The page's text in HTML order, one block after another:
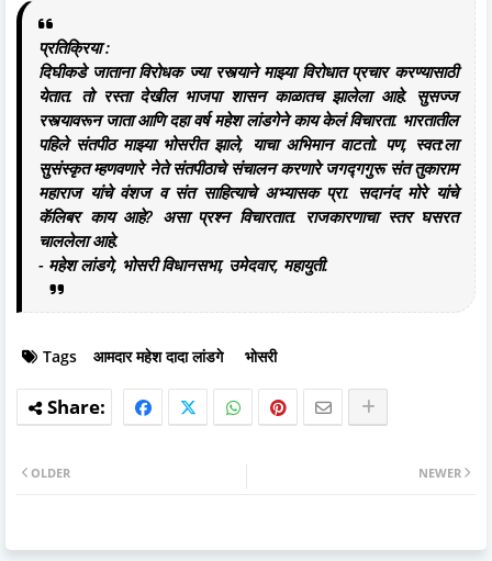
प्रतिक्रिया :
दिघीकडे जाताना विरोधक ज्या रस्त्याने माझ्या विरोधात प्रचार करण्यासाठी
येतात. तो रस्ता देखील भाजपा शासन काळातच झालेला आहे. सुसज्ज
रस्त्यावरून जाता आणि दहा वर्ष महेश लांडगेने काय केलं विचारता. भारतातील
पहिले संतपीठ माझ्या भोसरीत झाले, याचा अभिमान वाटतो. पण, स्वत:ला
सुसंस्कृत म्हणवणारे नेते संतपीठाचे संचालन करणारे जगद्गगुरू संत तुकाराम
महाराज यांचे वंशज व संत साहित्याचे अभ्यासक प्रा. सदानंद मोरे यांचे
कॅलिबर काय आहे? असा प्रश्न विचारतात. राजकारणाचा स्तर घसरत
चाललेला आहे.
- महेश लांडगे, भोसरी विधानसभा, उमेदवार, महायुती.
Tags आमदार महेश दादा लांडगे भोसरी
NEWER
OLDER